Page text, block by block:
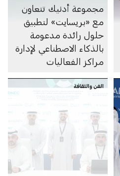
مجموعة أدنيك تتعاون
مع «بريسايت» لتطبيق
حلول رائدة مدعومة
بالذكاء الاصطناعي لإدارة
مراكز الفعاليات
الفن والثقافة